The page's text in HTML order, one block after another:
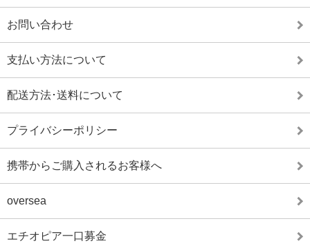
お問い合わせ
支払い方法について
配送方法･送料について
プライバシーポリシー
携帯からご購入されるお客様へ
oversea
エチオピア一口募金